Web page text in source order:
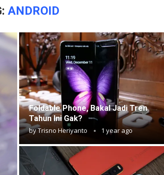
ANDROID
⁠⁠Foldable Phone, Bakal Jadi Tren
Tahun Ini Gak?
byTrisno Heriyanto 1 year ago